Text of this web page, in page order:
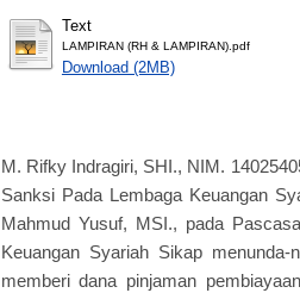
Text
LAMPIRAN (RH & LAMPIRAN).pdf
Download (2MB)
M. Rifky Indragiri, SHI., NIM.
Sanksi Pada Lembaga Keuangan
Mahmud Yusuf, MSI., pada
Keuangan Syariah Sikap
memberi dana pinjaman